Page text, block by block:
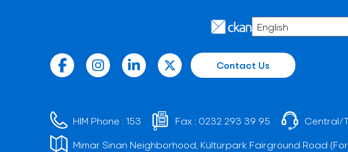
Contact Us
HIM Phone :153 Fax : 0232 293 39 95 Central/
Mimar Sinan Neighborhood, Kültürpark Fairground Road